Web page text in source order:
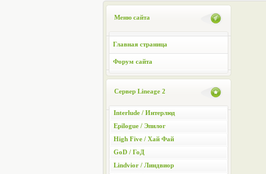
Меню сайта
Главная страница
Форум сайта
Сервер Lineage 2
Interlude / Интерлюд
Epilogue / Эпилог
High Five / Хай Фай
GoD / ГоД
Lindvior / Линдвиор